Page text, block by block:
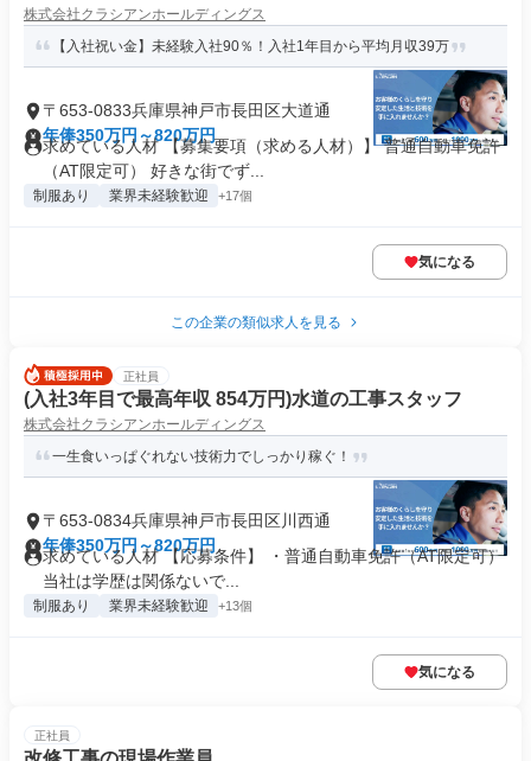
株式会社クラシアンホールディングス
【入社祝い金】未経験入社90％！入社1年目から平均月収39万
〒653-0833兵庫県神戸市長田区大道通
年俸350万円～820万円
求めている人材 【募集要項（求める人材）】 普通自動車免許
（AT限定可） 好きな街でず...
制服あり 業界未経験歓迎 +17個
気になる
この企業の類似求人を見る
正社員
(入社3年目で最高年収 854万円)水道の工事スタッフ
株式会社クラシアンホールディングス
一生食いっぱぐれない技術力でしっかり稼ぐ！
〒653-0834兵庫県神戸市長田区川西通
年俸350万円～820万円
求めている人材 【応募条件】 ・普通自動車免許（AT限定可）
当社は学歴は関係ないで...
制服あり 業界未経験歓迎 +13個
気になる
正社員